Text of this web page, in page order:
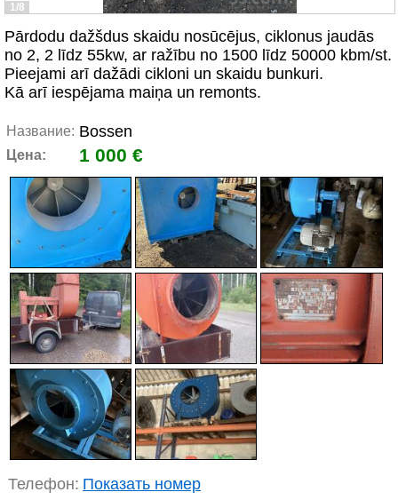
1/8
Pārdodu dažšdus skaidu nosūcējus, ciklonus jaudās
no 2, 2 līdz 55kw, ar ražību no 1500 līdz 50000 kbm/st.
Pieejami arī dažādi cikloni un skaidu bunkuri.
Kā arī iespējama maiņa un remonts.
Название: Bossen
Цена: 1 000 €
Телефон: Показать номер